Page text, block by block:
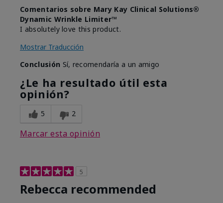
Comentarios sobre Mary Kay Clinical Solutions®
Dynamic Wrinkle Limiter™
I absolutely love this product.
Mostrar Traducción
Conclusión Sí, recomendaría a un amigo
¿Le ha resultado útil esta
opinión?
5 2
Marcar esta opinión
5
Rebecca recommended